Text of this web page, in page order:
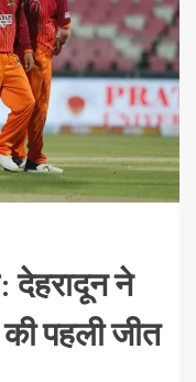
देहरादून ने
पहली जीत